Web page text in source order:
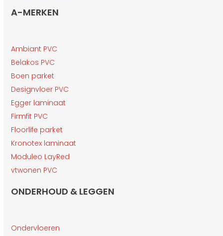
A-MERKEN
Ambiant PVC
Belakos PVC
Boen parket
Designvloer PVC
Egger laminaat
Firmfit PVC
Floorlife parket
Kronotex laminaat
Moduleo LayRed
vtwonen PVC
ONDERHOUD & LEGGEN
Ondervloeren